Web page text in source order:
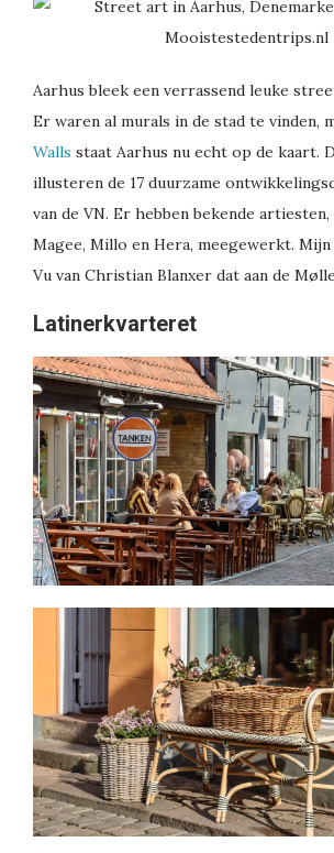
Aarhus bleek een verrassend leuke
Er waren al murals in de stad te vinden,
Walls staat Aarhus nu echt op de kaart.
illusteren de 17 duurzame
van de VN. Er hebben bekende
Magee, Millo en Hera, meegewerkt.
Vu van Christian Blanxer dat aan de
Latinerkvarteret